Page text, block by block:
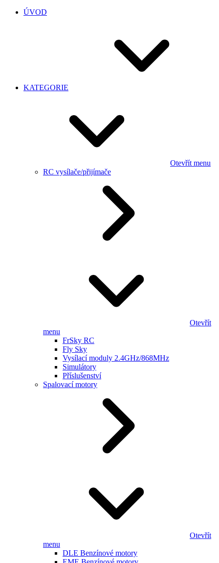
ÚVOD
KATEGORIE
Otevřít menu
RC vysílače/přijímače
Otevřít
menu
FrSky RC
Fly Sky
Vysílací moduly 2.4GHz/868MHz
Simulátory
Příslušenství
Spalovací motory
Otevřít
menu
DLE Benzínové motory